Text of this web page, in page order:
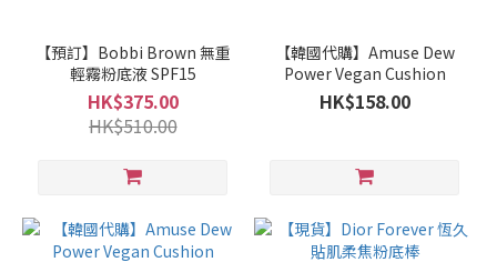
【預訂】Bobbi Brown 無重
輕霧粉底液 SPF15
HK$375.00
HK$510.00
【韓國代購】Amuse Dew
Power Vegan Cushion
HK$158.00